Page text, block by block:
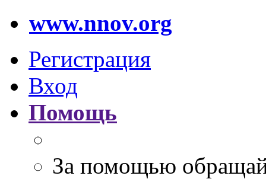
www.nnov.org
Регистрация
Вход
Помощь
За помощью